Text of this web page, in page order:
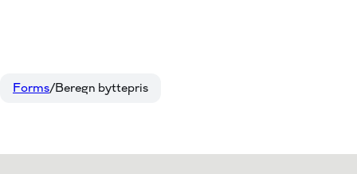
Forms Beregn byttepris